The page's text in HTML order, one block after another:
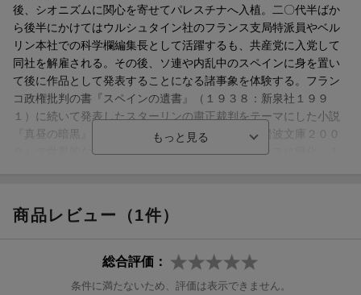
後、シオニズムに関心を寄せてパレスチナへ入植。二〇代半ばか
ら後半にかけてはウルシュタイン社のフランス支局特派員やベル
リン本社での科学欄編集長として活躍するも、共産党に入党して
同社を解雇される。その後、ソ連や内乱中のスペインに身を置い
て後に作品として発表することになる諸事象を体験する。フラン
コ政権批判の書『スペインの遺書』（１９３８：新泉社１９９
１）に続いて発表したスターリンの粛正裁判をテーマにした小説
『真昼の暗黒』（１９４０：角川文庫１９６０：岩波文庫２００
９）で世界的な注目を浴びる。１９４８年、イギリスに帰化。１
（１９６９：工作舎１９８３）。新しい人間学への視点を示し、
次世代に多大な影響をおよぼした。１９８３年３月、シンシア夫
商品レビュー（1件）
総合評価：
条件に満たないため、評価は表示できません。